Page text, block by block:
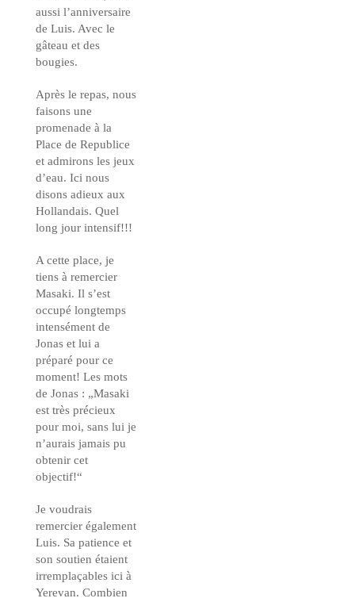
aussi l’anniversaire
de Luis. Avec le
gâteau et des
bougies.
Après le repas, nous
faisons une
promenade à la
Place de Republice
et admirons les jeux
d’eau. Ici nous
disons adieux aux
Hollandais. Quel
long jour intensif!!!
A cette place, je
tiens à remercier
Masaki. Il s’est
occupé longtemps
intensément de
Jonas et lui a
préparé pour ce
moment! Les mots
de Jonas : „Masaki
est très précieux
pour moi, sans lui je
n’aurais jamais pu
obtenir cet
objectif!“
Je voudrais
remercier également
Luis. Sa patience et
son soutien étaient
irremplaçables ici à
Yerevan. Combien